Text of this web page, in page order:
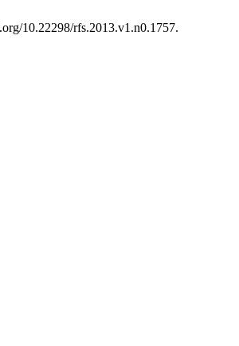
10.22298/rfs.2013.v1.n0.1757.